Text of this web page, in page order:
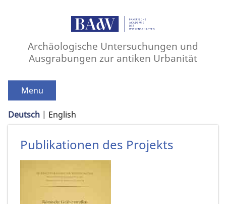
Archäologische Untersuchungen und
Ausgrabungen zur antiken Urbanität
Menu
Deutsch English
Publikationen des Projekts